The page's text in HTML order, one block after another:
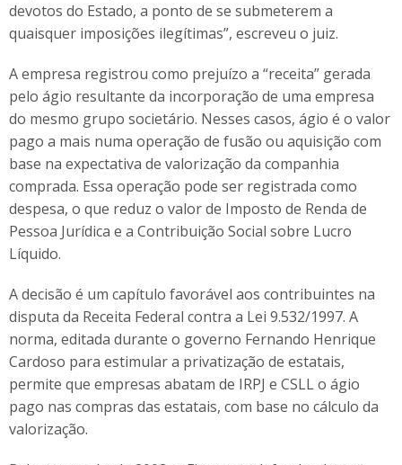
devotos do Estado, a ponto de se submeterem a
quaisquer imposições ilegítimas”, escreveu o juiz.
A empresa registrou como prejuízo a “receita” gerada
pelo ágio resultante da incorporação de uma empresa
do mesmo grupo societário. Nesses casos, ágio é o valor
pago a mais numa operação de fusão ou aquisição com
base na expectativa de valorização da companhia
comprada. Essa operação pode ser registrada como
despesa, o que reduz o valor de Imposto de Renda de
Pessoa Jurídica e a Contribuição Social sobre Lucro
Líquido.
A decisão é um capítulo favorável aos contribuintes na
disputa da Receita Federal contra a Lei 9.532/1997. A
norma, editada durante o governo Fernando Henrique
Cardoso para estimular a privatização de estatais,
permite que empresas abatam de IRPJ e CSLL o ágio
pago nas compras das estatais, com base no cálculo da
valorização.